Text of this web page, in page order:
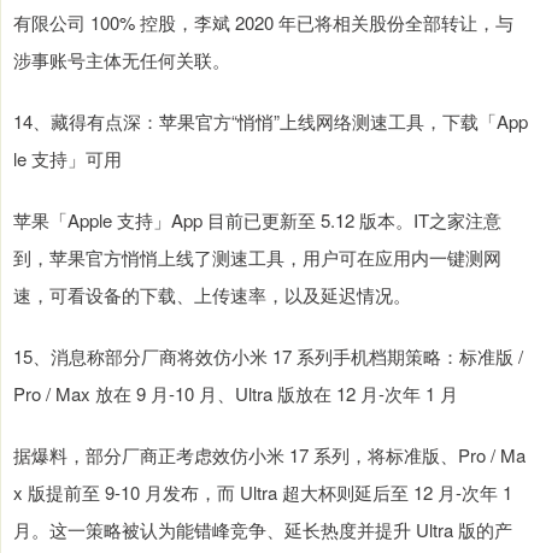
有限公司 100% 控股，李斌 2020 年已将相关股份全部转让，与
涉事账号主体无任何关联。
14、藏得有点深：苹果官方“悄悄”上线网络测速工具，下载「App
le 支持」可用
苹果「Apple 支持」App 目前已更新至 5.12 版本。IT之家注意
到，苹果官方悄悄上线了测速工具，用户可在应用内一键测网
速，可看设备的下载、上传速率，以及延迟情况。
15、消息称部分厂商将效仿小米 17 系列手机档期策略：标准版 /
Pro / Max 放在 9 月-10 月、Ultra 版放在 12 月-次年 1 月
据爆料，部分厂商正考虑效仿小米 17 系列，将标准版、Pro / Ma
x 版提前至 9-10 月发布，而 Ultra 超大杯则延后至 12 月-次年 1
月。这一策略被认为能错峰竞争、延长热度并提升 Ultra 版的产